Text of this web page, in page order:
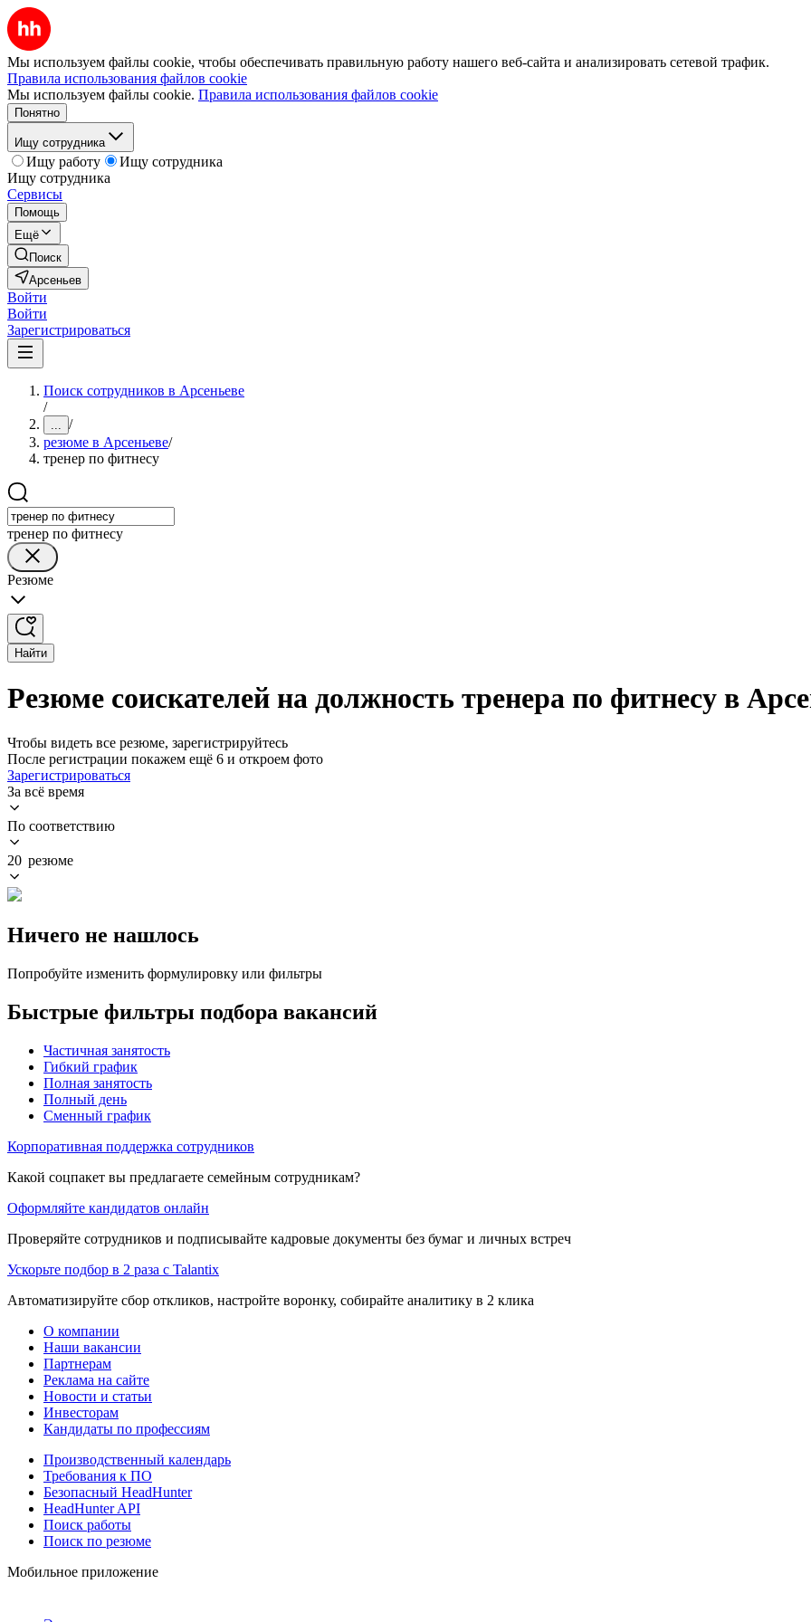
Мы используем файлы cookie, чтобы обеспечивать правильную работу нашего веб-сайта и анализировать сетевой трафик.
Правила использования файлов cookie
Мы используем файлы cookie. Правила использования файлов cookie
Понятно
Ищу сотрудника
Ищу работу
Ищу сотрудника
Ищу сотрудника
Сервисы
Помощь
Ещё
Поиск
Арсеньев
Войти
Войти
Зарегистрироваться
Поиск сотрудников в Арсеньеве
/
... /
резюме в Арсеньеве/
тренер по фитнесу
тренер по фитнесу
Резюме
Найти
Резюме соискателей на должность тренера по фитнесу в
Чтобы видеть все резюме, зарегистрируйтесь
После регистрации покажем ещё 6 и откроем фото
Зарегистрироваться
За всё время
По соответствию
20 резюме
Ничего не нашлось
Попробуйте изменить формулировку или фильтры
Быстрые фильтры подбора вакансий
Частичная занятость
Гибкий график
Полная занятость
Полный день
Сменный график
Корпоративная поддержка сотрудников
Какой соцпакет вы предлагаете семейным сотрудникам?
Оформляйте кандидатов онлайн
Проверяйте сотрудников и подписывайте кадровые документы без бумаг и личных встреч
Ускорьте подбор в 2 раза с Talantix
Автоматизируйте сбор откликов, настройте воронку, собирайте аналитику в 2 клика
О компании
Наши вакансии
Партнерам
Реклама на сайте
Новости и статьи
Инвесторам
Кандидаты по профессиям
Производственный календарь
Требования к ПО
Безопасный HeadHunter
HeadHunter API
Поиск работы
Поиск по резюме
Мобильное приложение